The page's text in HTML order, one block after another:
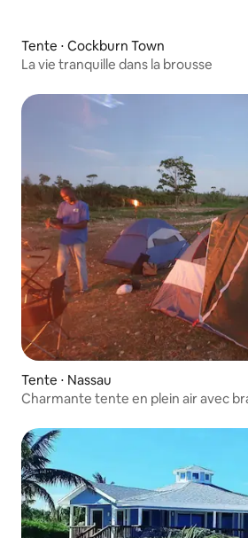
Tente ⋅ Cockburn Town
La vie tranquille dans la brousse
Tente ⋅ Nassau
Charmante tente en plein air avec